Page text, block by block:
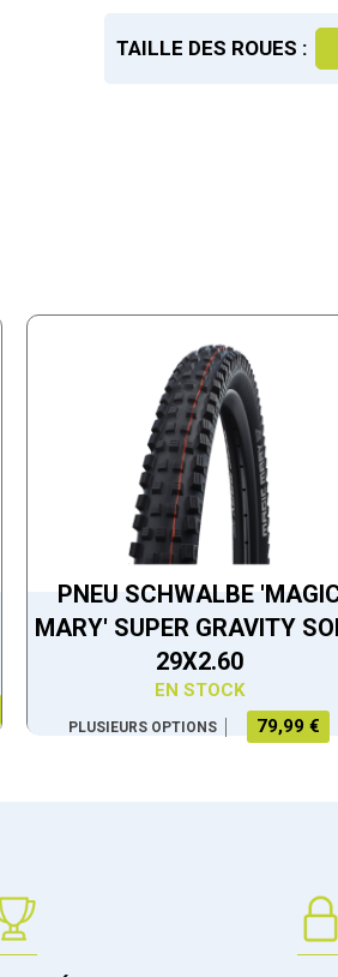
TAILLE DES ROUES :
PNEU SCHWALBE
MARY' SUPER GRAVITY
29X2.60
EN STOCK
PLUSIEURS OPTIONS 79,99 €